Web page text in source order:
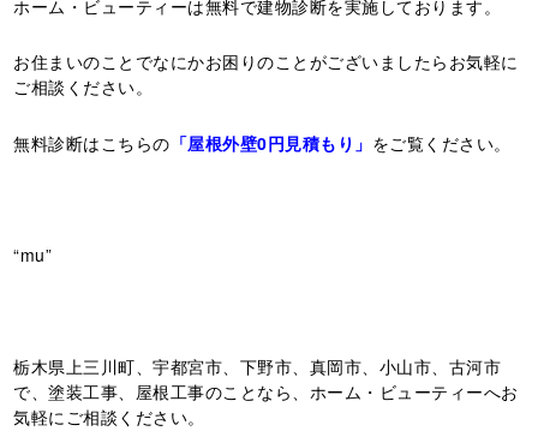
ホーム・ビューティーは無料で建物診断を実施しております。
お住まいのことでなにかお困りのことがございましたらお気軽に
ご相談ください。
無料診断はこちらの 「屋根外壁0円見積もり」 をご覧ください。
“mu”
栃木県上三川町、宇都宮市、下野市、真岡市、小山市、古河市
で、塗装工事、屋根工事のことなら、ホーム・ビューティーへお
気軽にご相談ください。